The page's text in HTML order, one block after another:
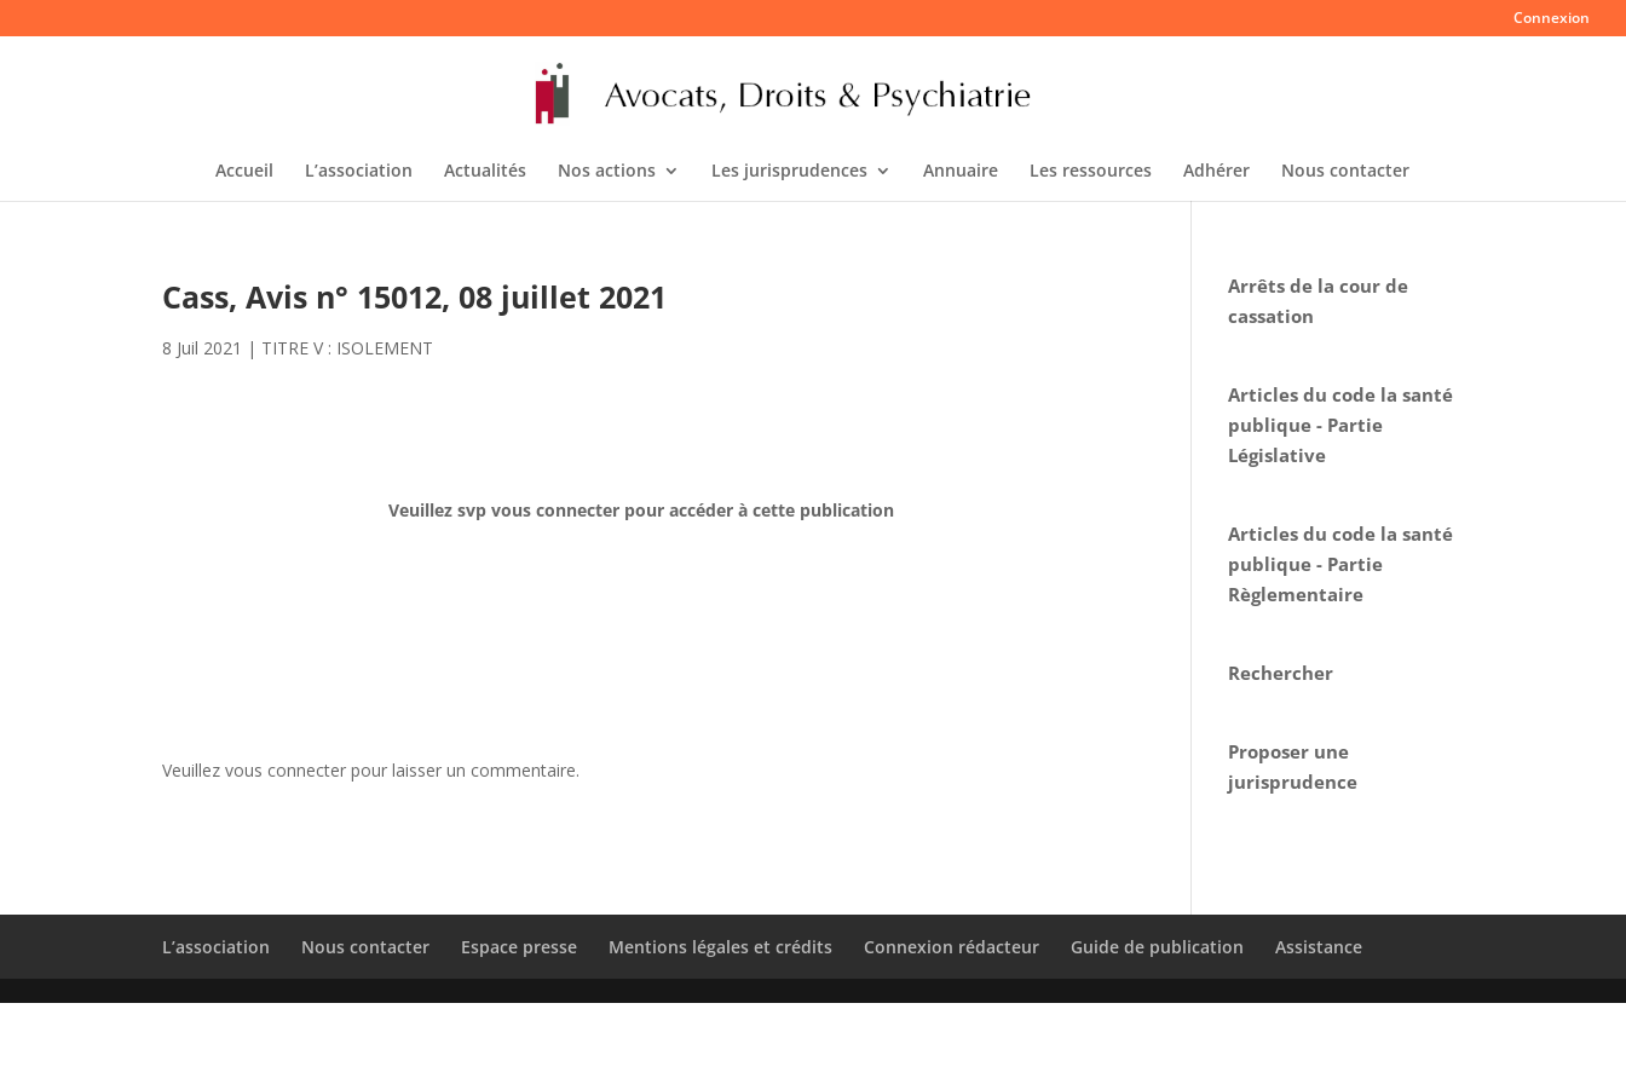
Connexion
Accueil L’association Actualités Nos actions Les jurisprudences Annuaire Les ressources Adhérer Nous contacter
Cass, Avis n° 15012, 08 juillet 2021
8 Juil 2021 | TITRE V : ISOLEMENT
Veuillez svp vous connecter pour accéder à cette publication
Veuillez vous connecter pour laisser un commentaire.
Arrêts de la cour de
cassation
Articles du code la santé
publique - Partie
Législative
Articles du code la santé
publique - Partie
Règlementaire
Rechercher
Proposer une
jurisprudence
L’association Nous contacter Espace presse Mentions légales et crédits Connexion rédacteur Guide de publication Assistance